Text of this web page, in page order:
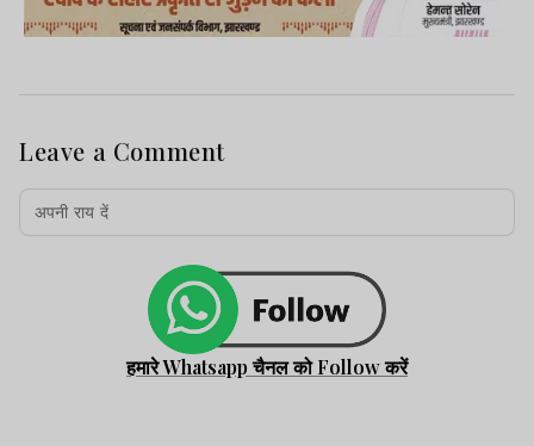
Leave a Comment
हमारे Whatsapp चैनल को Follow करें